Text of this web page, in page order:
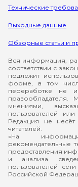
Технические
Выходные данные
Обзорные статьи и
Вся информация,
соответствии с
подлежит
форме, в том
переработке не
правообладателя.
мнениями,
пользователей
Редакция не несёт
читателей.
«На
рекомендательные
предоставления
и анализа
пользователей
Российской